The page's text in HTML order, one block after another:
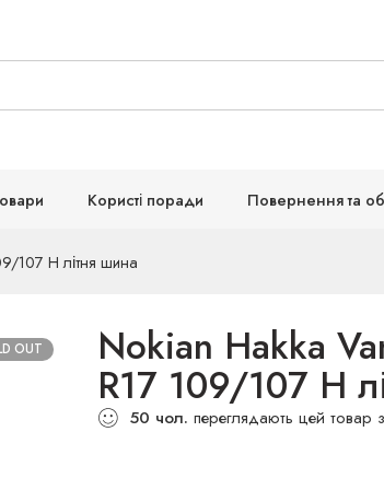
Користі поради Повернення та
107 H літня шина
OUT Nokian Hakka
R17 109/107 H
50 чол. переглядають цей товар